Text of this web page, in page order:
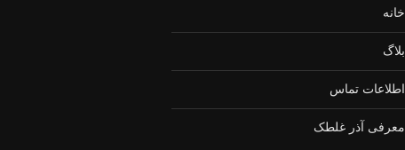
خانه
بلاگ
اطلاعات تماس
معرفی آذر غلطک